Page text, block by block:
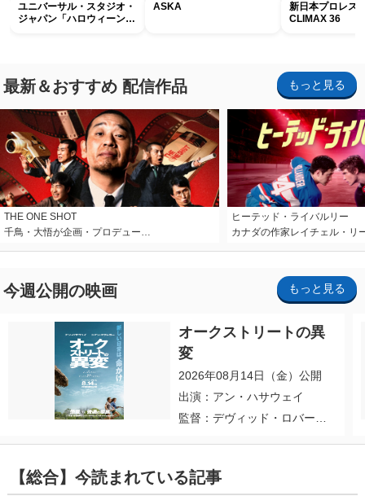
ユニバーサル・スタジオ・
ジャパン「ハロウィーン・
ASKA
新日本プロレス
CLIMAX 36
最新＆おすすめ 配信作品 もっと見る
THE ONE SHOT
千鳥・大悟が企画・プロデュー…
ヒーテッド・ライバルリー
カナダの作家レイチェル・リ
今週公開の映画 もっと見る
オークストリートの異
変
2026年08月14日（金）公開
出演：アン・ハサウェイ
監督：デヴィッド・ロバー
【総合】今読まれている記事